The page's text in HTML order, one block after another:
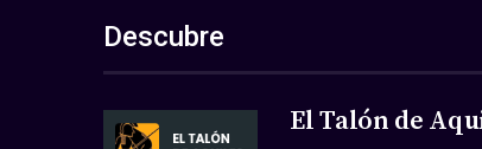
Descubre
El Talón de